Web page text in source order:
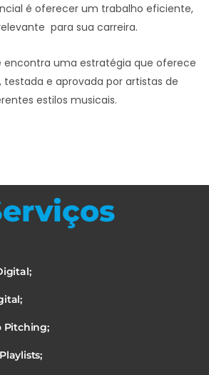
é oferecer um trabalho eficiente,
para sua carreira.
encontra uma estratégia que oferece
testada e aprovada por artistas de
estilos musicais.
Pitching;